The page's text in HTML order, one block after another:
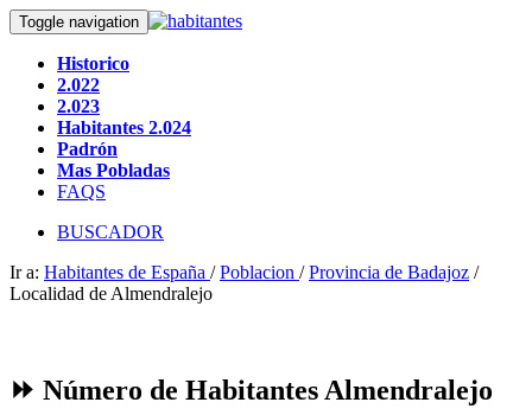
Toggle navigation
Historico
2.022
2.023
Habitantes 2.024
Padrón
Mas Pobladas
FAQS
BUSCADOR
Ir a: Habitantes de España /Poblacion /Provincia de Badajoz /
Localidad de Almendralejo
⏩ Número de Habitantes Almendralejo